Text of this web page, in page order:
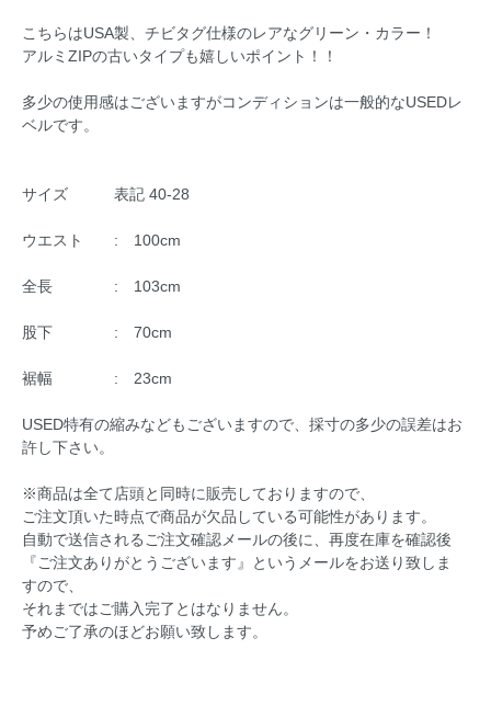
こちらはUSA製、チビタグ仕様のレアなグリーン・カラー！
アルミZIPの古いタイプも嬉しいポイント！！
多少の使用感はございますがコンディションは一般的なUSEDレ
ベルです。
サイズ 表記 40-28
ウエスト : 100cm
全長 : 103cm
股下 : 70cm
裾幅 : 23cm
USED特有の縮みなどもございますので、採寸の多少の誤差はお
許し下さい。
※商品は全て店頭と同時に販売しておりますので、
ご注文頂いた時点で商品が欠品している可能性があります。
自動で送信されるご注文確認メールの後に、再度在庫を確認後
『ご注文ありがとうございます』というメールをお送り致しま
すので、
それまではご購入完了とはなりません。
予めご了承のほどお願い致します。